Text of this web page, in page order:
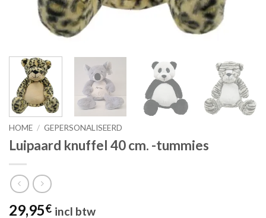
HOME / GEPERSONALISEERD
Luipaard knuffel 40 cm. -tummies
29,95€ incl btw